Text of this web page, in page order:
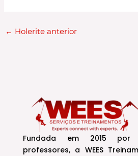
← Holerite anterior
Fundada em 2015 por
professores, a WEES